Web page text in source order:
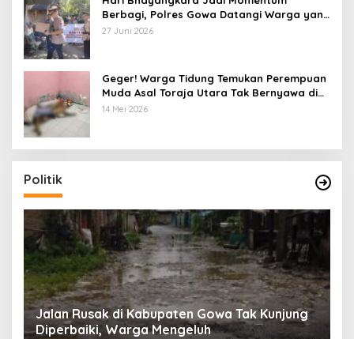
Berbagi, Polres Gowa Datangi Warga yang
Membutuhkan
27 Juni 2026
Geger! Warga Tidung Temukan Perempuan
Muda Asal Toraja Utara Tak Bernyawa di
Kamar Kos
14 Mei 2026
Politik
Jalan Rusak di Kabupaten Gowa Tak Kunjung
Diperbaiki, Warga Mengeluh